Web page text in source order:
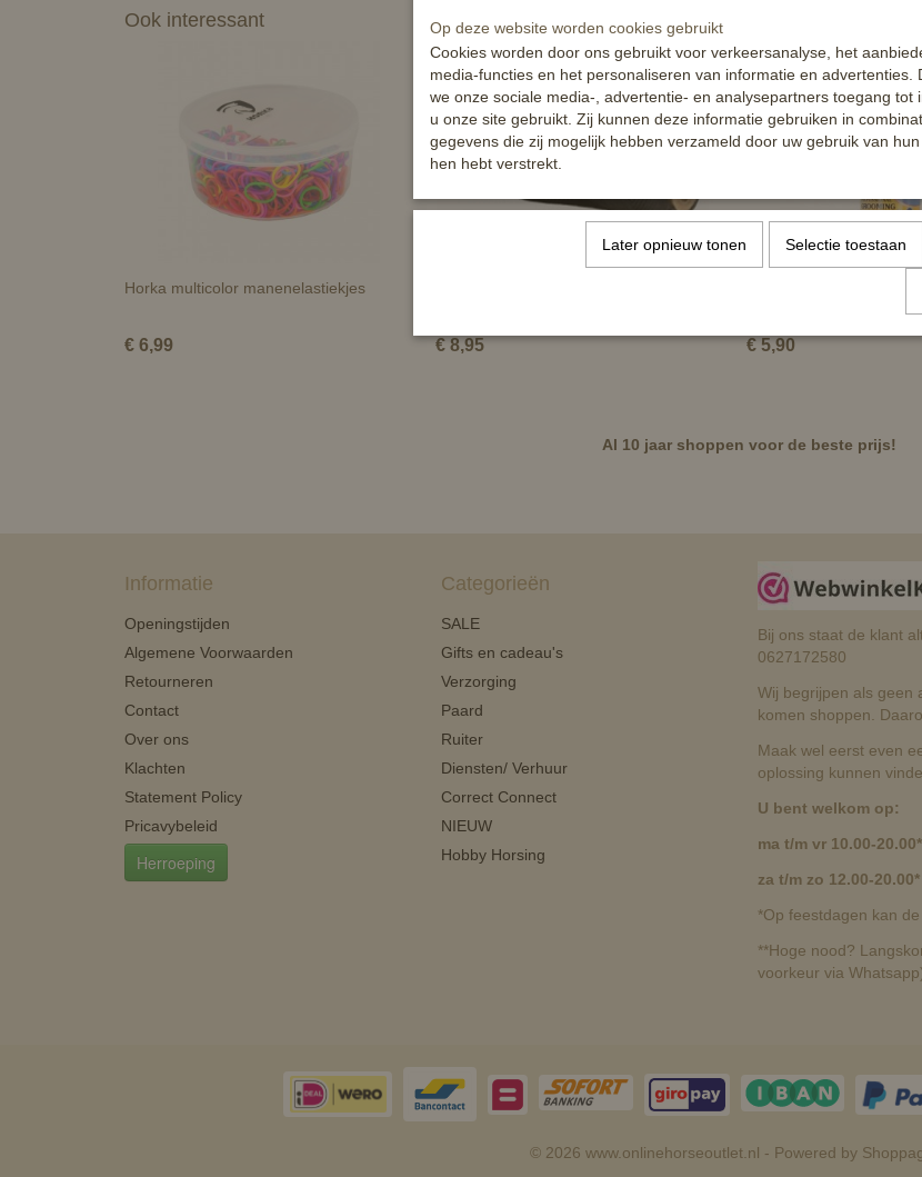
Ook interessant
Horka multicolor manenelastiekjes
€ 6,99 € 8,95
Mane 'n Tail Spray 'n
€ 5,90
Al 10 jaar shoppen voor de beste prijs!
Informatie
Openingstijden
Algemene Voorwaarden
Retourneren
Contact
Over ons
Klachten
Statement Policy
Pricavybeleid
Herroeping
Categorieën
SALE
Gifts en cadeau's
Verzorging
Paard
Ruiter
Diensten/ Verhuur
Correct Connect
NIEUW
Hobby Horsing
Bij ons staat de klant
0627172580
Wij begrijpen als geen
komen shoppen.
Maak wel eerst even
oplossing kunnen
U bent welkom op:
ma t/m vr 10.00-20.00*
za t/m zo 12.00-20.00*
*Op feestdagen kan
**Hoge nood?
voorkeur via
© 2026 www.onlinehorseoutlet.nl - Powered by
Op deze website worden cookies gebruikt
Cookies worden door ons gebruikt voor verkeersanalyse, het
media-functies en het personaliseren van informatie en advertenties.
we onze sociale media-, advertentie- en analysepartners toegang tot
u onze site gebruikt. Zij kunnen deze informatie gebruiken in
gegevens die zij mogelijk hebben verzameld door uw gebruik van
hen hebt verstrekt.
Later opnieuw tonen Selectie toestaan